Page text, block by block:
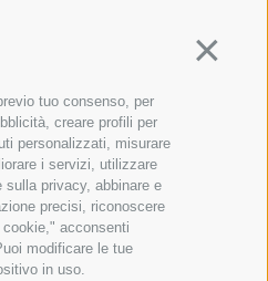
tuo consenso, per
creare profili per
personalizzati, misurare
i servizi, utilizzare
privacy, abbinare e
precisi, riconoscere
acconsenti
modificare le tue
in uso.